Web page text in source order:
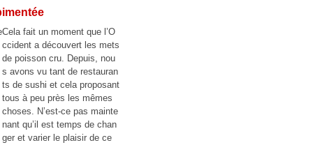
Cela fait un moment que l’O
ccident a découvert les mets
de poisson cru. Depuis, nou
s avons vu tant de restauran
ts de sushi et cela proposant
tous à peu près les mêmes
choses. N’est-ce pas mainte
nant qu’il est temps de chan
ger et varier le plaisir de ce